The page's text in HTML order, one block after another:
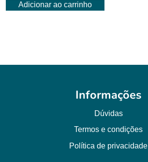
Adicionar ao carrinho
Informações
Dúvidas
Termos e condições
Política de privacidade